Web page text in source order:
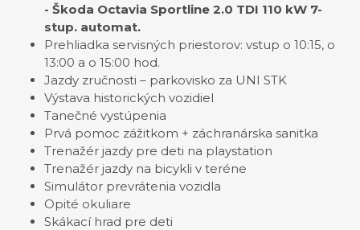
- Škoda Octavia Sportline 2.0 TDI 110 kW 7-
stup. automat.
Prehliadka servisných priestorov: vstup o 10:15, o
13:00 a o 15:00 hod.
Jazdy zručnosti – parkovisko za UNI STK
Výstava historických vozidiel
Tanečné vystúpenia
Prvá pomoc zážitkom + záchranárska sanitka
Trenažér jazdy pre deti na playstation
Trenažér jazdy na bicykli v teréne
Simulátor prevrátenia vozidla
Opité okuliare
Skákací hrad pre deti